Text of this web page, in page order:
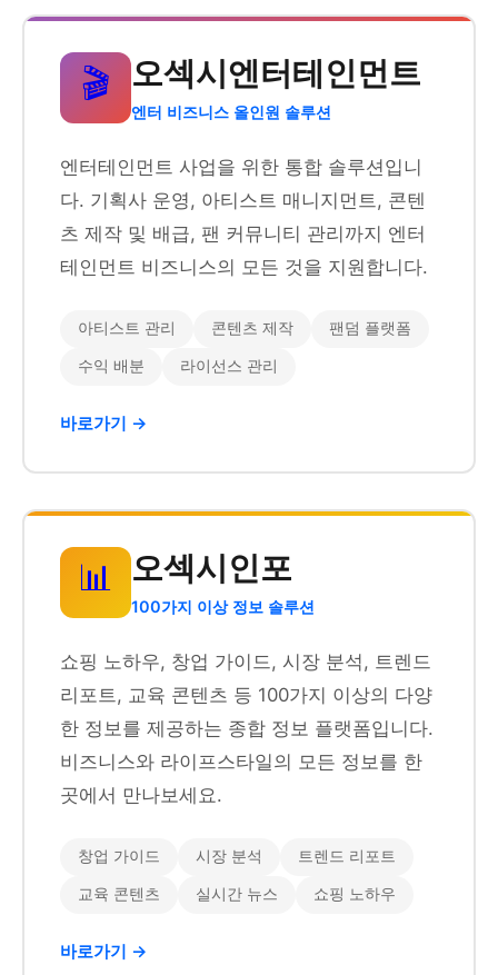
🎬 오섹시엔터테인먼트
엔터 비즈니스 올인원 솔루션
엔터테인먼트 사업을 위한 통합 솔루션입니
다. 기획사 운영, 아티스트 매니지먼트, 콘텐
츠 제작 및 배급, 팬 커뮤니티 관리까지 엔터
테인먼트 비즈니스의 모든 것을 지원합니다.
아티스트 관리 콘텐츠 제작 팬덤 플랫폼
수익 배분 라이선스 관리
바로가기 →
📊 오섹시인포
100가지 이상 정보 솔루션
쇼핑 노하우, 창업 가이드, 시장 분석, 트렌드
리포트, 교육 콘텐츠 등 100가지 이상의 다양
한 정보를 제공하는 종합 정보 플랫폼입니다.
비즈니스와 라이프스타일의 모든 정보를 한
곳에서 만나보세요.
창업 가이드 시장 분석 트렌드 리포트
교육 콘텐츠 실시간 뉴스 쇼핑 노하우
바로가기 →